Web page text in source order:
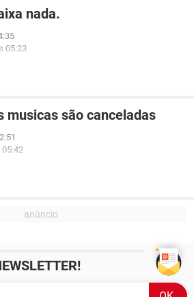
nada.
05:23
musicas são canceladas
05:42